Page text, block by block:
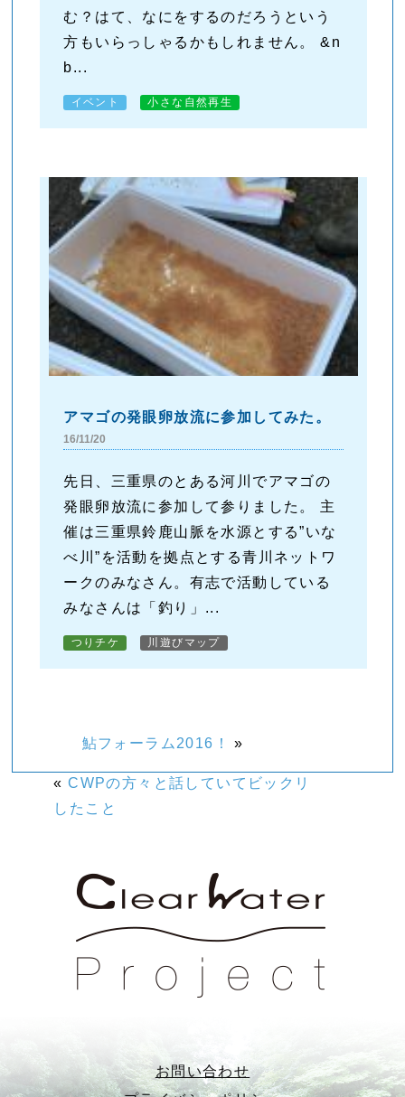
む？はて、なにをするのだろうという
方もいらっしゃるかもしれません。 &n
b...
イベント 小さな自然再生
アマゴの発眼卵放流に参加してみた。
16/11/20
先日、三重県のとある河川でアマゴの
発眼卵放流に参加して参りました。 主
催は三重県鈴鹿山脈を水源とする”いな
べ川”を活動を拠点とする青川ネットワ
ークのみなさん。有志で活動している
みなさんは「釣り」...
つりチケ 川遊びマップ
鮎フォーラム2016！ »
«CWPの方々と話していてビックリ
したこと
お問い合わせ